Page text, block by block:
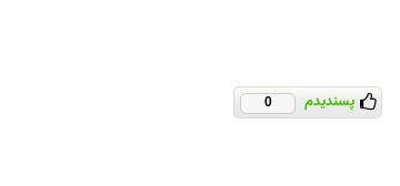
پسندیدم 0